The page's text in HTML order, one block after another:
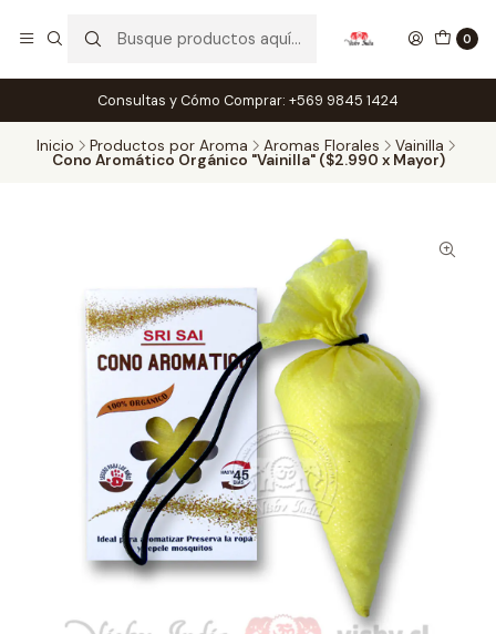
0
Consultas y Cómo Comprar: +569 9845 1424
Inicio Productos por Aroma Aromas Florales Vainilla
Cono Aromático Orgánico "Vainilla" ($2.990 x Mayor)